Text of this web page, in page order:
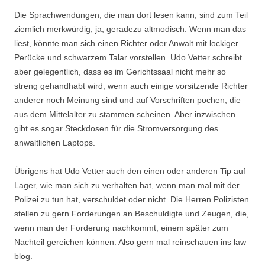
Die Sprachwendungen, die man dort lesen kann, sind zum Teil
ziemlich merkwürdig, ja, geradezu altmodisch. Wenn man das
liest, könnte man sich einen Richter oder Anwalt mit lockiger
Perücke und schwarzem Talar vorstellen. Udo Vetter schreibt
aber gelegentlich, dass es im Gerichtssaal nicht mehr so
streng gehandhabt wird, wenn auch einige vorsitzende Richter
anderer noch Meinung sind und auf Vorschriften pochen, die
aus dem Mittelalter zu stammen scheinen. Aber inzwischen
gibt es sogar Steckdosen für die Stromversorgung des
anwaltlichen Laptops.
Übrigens hat Udo Vetter auch den einen oder anderen Tip auf
Lager, wie man sich zu verhalten hat, wenn man mal mit der
Polizei zu tun hat, verschuldet oder nicht. Die Herren Polizisten
stellen zu gern Forderungen an Beschuldigte und Zeugen, die,
wenn man der Forderung nachkommt, einem später zum
Nachteil gereichen können. Also gern mal reinschauen ins law
blog.